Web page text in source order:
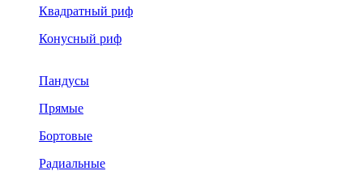
Квадратный риф
Конусный риф
Пандусы
Прямые
Бортовые
Радиальные